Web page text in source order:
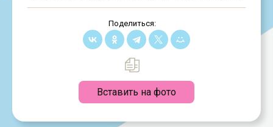
Поделиться:
Вставить на фото